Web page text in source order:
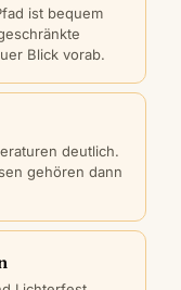
ist bequem
Blick vorab.
deutlich.
gehören dann